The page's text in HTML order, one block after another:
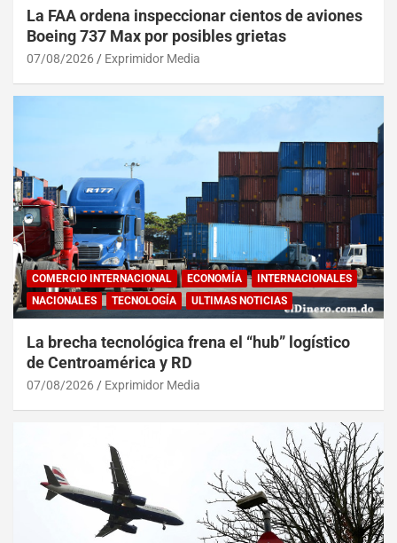
La FAA ordena inspeccionar cientos de aviones
Boeing 737 Max por posibles grietas
07/08/2026 Exprimidor Media
COMERCIO INTERNACIONAL ECONOMÍA
INTERNACIONALES
NACIONALES
TECNOLOGÍA ULTIMAS NOTICIAS
La brecha tecnológica frena el “hub” logístico
de Centroamérica y RD
07/08/2026 Exprimidor Media